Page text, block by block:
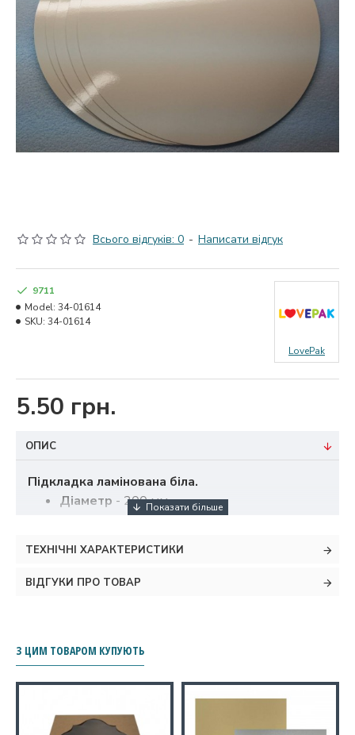
Всього відгуків: 0 - Написати відгук
5.50 грн.
9711
Model: 34-01614
SKU: 34-01614
LovePak
ОПИС
Підкладка ламінована біла.
Діаметр - 200 мм
Товщина картону- 0,5 мм
ТЕХНІЧНІ ХАРАКТЕРИСТИКИ
ВІДГУКИ ПРО ТОВАР
З ЦИМ ТОВАРОМ КУПУЮТЬ